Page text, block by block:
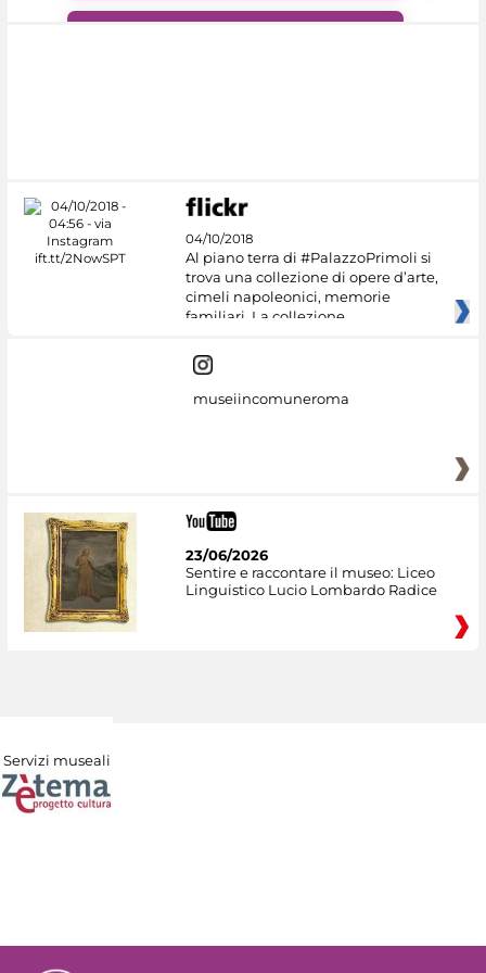
04/10/2018
Al piano terra di #PalazzoPrimoli si
trova una collezione di opere d’arte,
cimeli napoleonici, memorie
familiari. La collezione
museiincomuneroma
23/06/2026
Sentire e raccontare il museo: Liceo
Linguistico Lucio Lombardo Radice
Servizi museali